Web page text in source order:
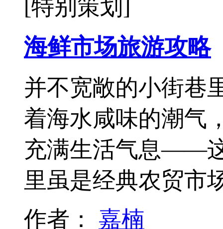
[特别策划]
海鲜市场旅游攻略
并不宽敞的小街巷
着海水咸味的潮气
充满生活气息——
里虽是经典农贸
作者： 嘉楠